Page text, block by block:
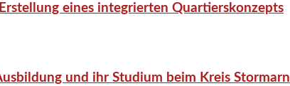
eines integrierten Quartierskonzepts
und ihr Studium beim Kreis Stormarn